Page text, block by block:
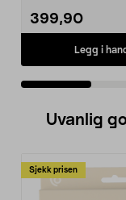
399,90
Legg i
Uvanlig
Sjekk prisen